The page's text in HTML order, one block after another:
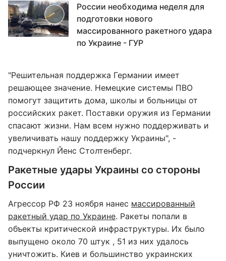
России необходима неделя для
подготовки нового
массированного ракетного удара
по Украине - ГУР
"Решительная поддержка Германии имеет
решающее значение. Немецкие системы ПВО
помогут защитить дома, школы и больницы от
российских ракет. Поставки оружия из Германии
спасают жизни. Нам всем нужно поддерживать и
увеличивать нашу поддержку Украины", -
подчеркнул Йенс Столтенберг.
Ракетные удары Украины со стороны
России
Агрессор РФ 23 ноября нанес массированный
ракетный удар по Украине. Ракеты попали в
объекты критической инфраструктуры. Их было
выпущено около 70 штук , 51 из них удалось
уничтожить. Киев и большинство украинских